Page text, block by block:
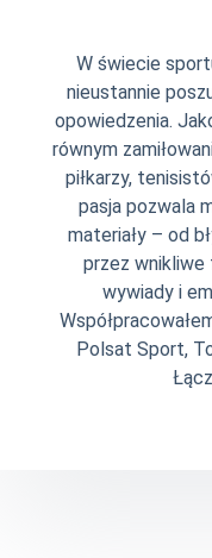
W świecie
nieustannie
opowiedzenia.
równym
piłkarzy,
pasja pozwala
materiały – od
przez
wywiady i
Polsat Sport,